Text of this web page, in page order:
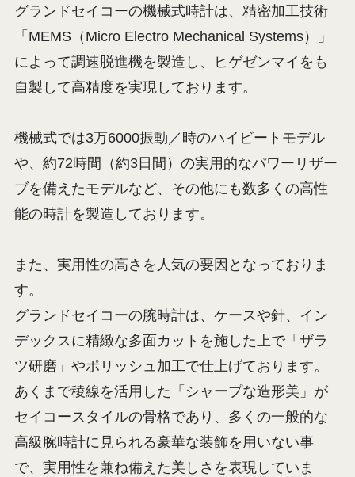
グランドセイコーの機械式時計は、精密加工技術
「MEMS（Micro Electro Mechanical Systems）」
によって調速脱進機を製造し、ヒゲゼンマイをも
自製して高精度を実現しております。
機械式では3万6000振動／時のハイビートモデル
や、約72時間（約3日間）の実用的なパワーリザー
ブを備えたモデルなど、その他にも数多くの高性
能の時計を製造しております。
また、実用性の高さを人気の要因となっておりま
す。
グランドセイコーの腕時計は、ケースや針、イン
デックスに精緻な多面カットを施した上で「ザラ
ツ研磨」やポリッシュ加工で仕上げております。
あくまで稜線を活用した「シャープな造形美」が
セイコースタイルの骨格であり、多くの一般的な
高級腕時計に見られる豪華な装飾を用いない事
で、実用性を兼ね備えた美しさを表現していま